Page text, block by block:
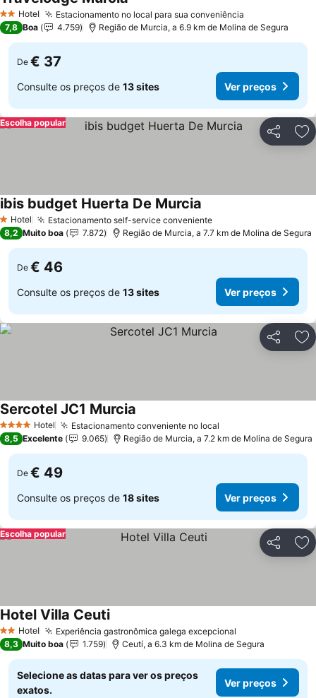
2 Estrelas
Hotel Estacionamento no local para sua conveniência
7,8 Boa 4.759 Região de Murcia, a 6.9 km de Molina de Segura
De € 37
Consulte os preços de 13 sites Ver preços
Partilhar
Escolha popular
1 Estrelas
Hotel Estacionamento self-service convenienteVer preços
ibis budget Huerta De Murcia
8,2 Muito boa 7.872 Região de Murcia, a 7.7 km de Molina de Segura
De € 46
Consulte os preços de 13 sites Ver preços
Partilhar
4 EstrelasHotel Estacionamento conveniente no local
Sercotel JC1 Murcia
8,5 Excelente 9.065 Região de Murcia, a 7.2 km de Molina de Segura
De € 49
Consulte os preços de 18 sites Ver preços
Partilhar
Escolha popular
2 Estrelas
Hotel Experiência gastronômica galega excepcional
Hotel Villa CeutiVer preços
8,3 Muito boa 1.759 Ceutí, a 6.3 km de Molina de Segura
Selecione as datas para ver os preços
exatos.
Ver preços